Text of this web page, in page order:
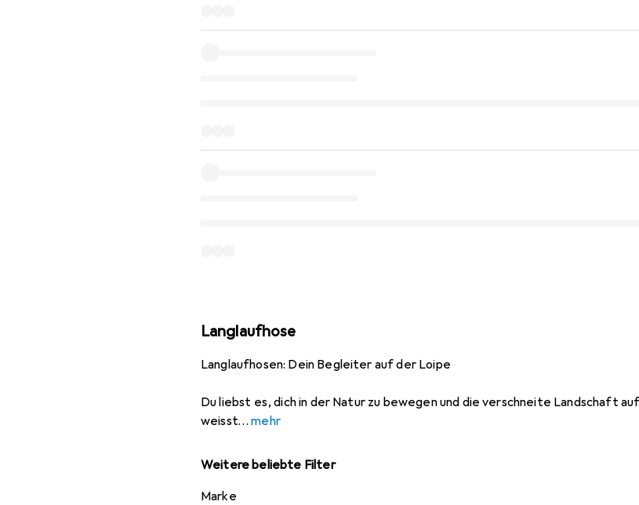
Langlaufhose
Langlaufhosen: Dein Begleiter auf der Loipe
Du liebst es, dich in der Natur zu bewegen und die verschneite Landschaft
weisst
mehr
Weitere beliebte Filter
Marke